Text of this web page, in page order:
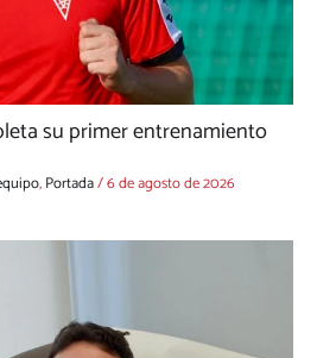
su primer entrenamiento
,Portada/6 de agosto de 2026